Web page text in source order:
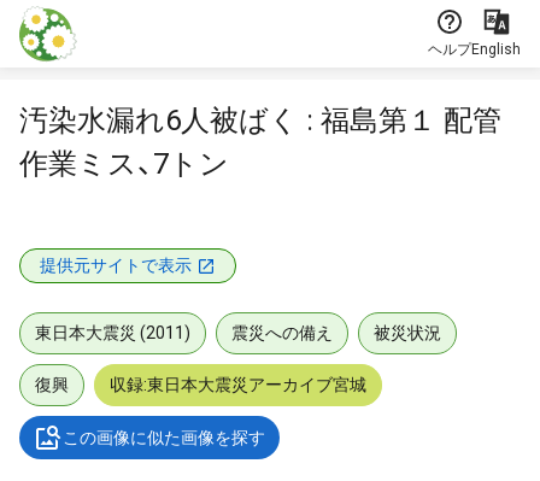
本文に飛ぶ
ヘルプEnglish
汚染水漏れ6人被ばく : 福島第１ 配管
作業ミス、7トン
提供元サイトで表示
東日本大震災 (2011) 震災への備え 被災状況
復興 収録:東日本大震災アーカイブ宮城
この画像に似た画像を探す